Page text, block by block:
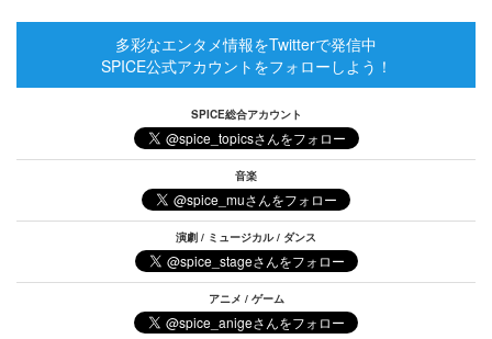
多彩なエンタメ情報をTwitterで発信中
SPICE公式アカウントをフォローしよう！
SPICE総合アカウント
音楽
演劇 / ミュージカル / ダンス
アニメ / ゲーム